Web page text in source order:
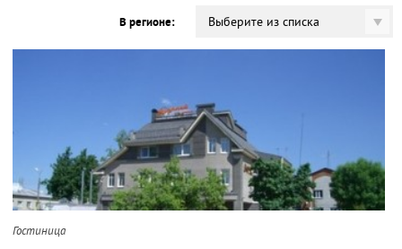
В регионе: Выберите из списка
Гостиница